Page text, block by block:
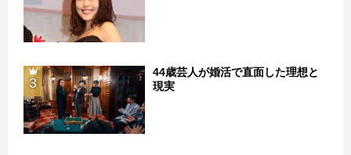
3
44歳芸人が婚活で直面した理想と
現実